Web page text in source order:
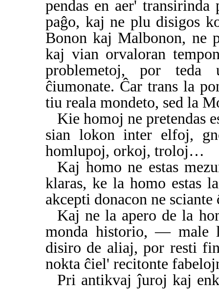
pendas en aer'
paĝo, kaj ne plu disigos
Bonon kaj Malbonon, ne
kaj vian orvaloran
problemetoj, por teda
ĉiumonate. Ĉar trans la
tiu reala mondeto, sed la
Kie homoj ne pretendas
sian lokon inter elfoj,
homlupoj, orkoj, troloj…
Kaj homo ne estas
klaras, ke la homo estas
akcepti donacon ne
Kaj ne la apero de la
monda historio, — male
disiro de aliaj, por resti
nokta ĉiel' recitonte
Pri antikvaj ĵuroj kaj